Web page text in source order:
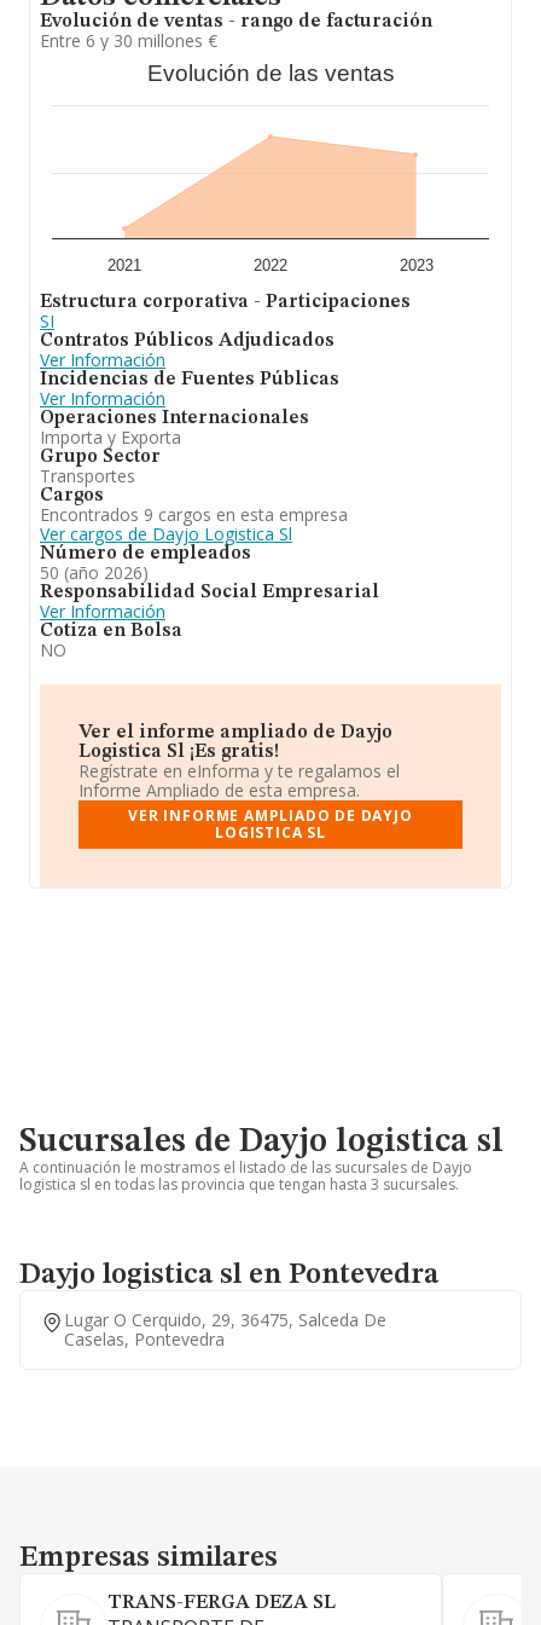
Evolución de ventas - rango de facturación
Entre 6 y 30 millones €
Evolución de las ventas
2021 2022 2023
Estructura corporativa - Participaciones
SI
Contratos Públicos Adjudicados
Ver Información
Incidencias de Fuentes Públicas
Ver Información
Operaciones Internacionales
Importa y Exporta
Grupo Sector
Transportes
Cargos
Encontrados 9 cargos en esta empresa
Ver cargos de Dayjo Logistica Sl
Número de empleados
50 (año 2026)
Responsabilidad Social Empresarial
Ver Información
Cotiza en Bolsa
NO
Ver el informe ampliado de Dayjo
Logistica Sl ¡Es gratis!
Regístrate en eInforma y te regalamos el
Informe Ampliado de esta empresa.
VER INFORME AMPLIADO DE DAYJO
LOGISTICA SL
Sucursales de Dayjo logistica sl
A continuación le mostramos el listado de las sucursales de Dayjo
logistica sl en todas las provincia que tengan hasta 3 sucursales.
Dayjo logistica sl en Pontevedra
Lugar O Cerquido, 29, 36475, Salceda De
Caselas, Pontevedra
Empresas similares
Empresas similares
TRANS-FERGA DEZA SL